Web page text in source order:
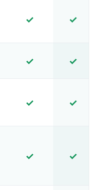
✓ ✓
✓ ✓
✓ ✓
✓ ✓